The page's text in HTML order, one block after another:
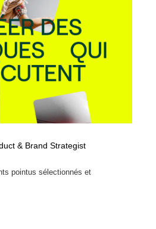
& Brand Strategist
pointus sélectionnés et